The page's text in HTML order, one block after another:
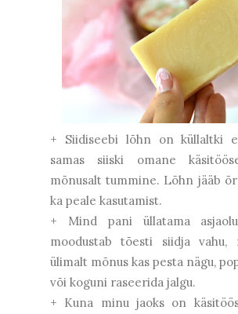
+ Siidiseebi lõhn on küllaltki
samas siiski omane
mõnusalt tummine. Lõhn jääb
ka peale kasutamist.
+ Mind pani üllatama
moodustab tõesti siidja vahu,
ülimalt mõnus kas pesta nägu,
või koguni raseerida jalgu.
+ Kuna minu jaoks on